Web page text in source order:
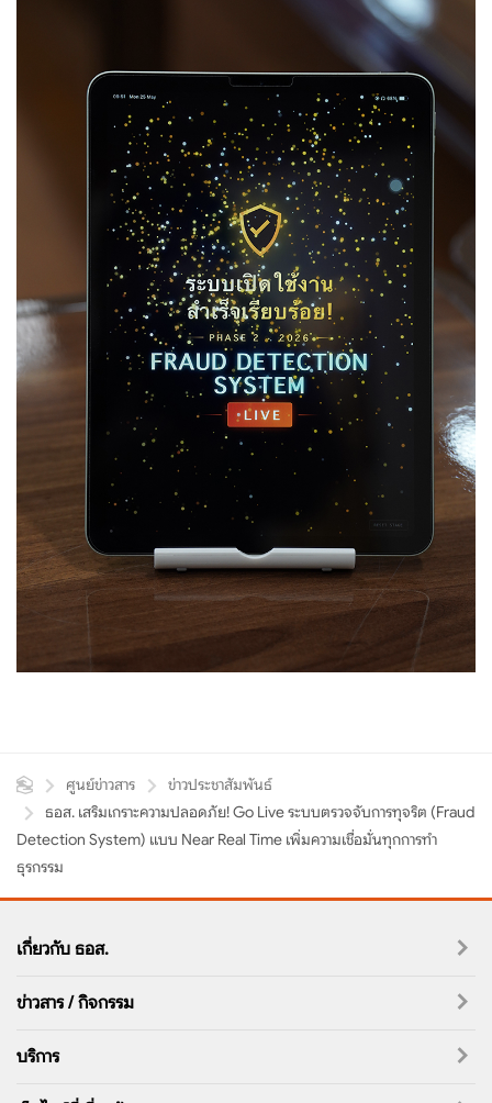
ศูนย์ข่าวสาร
ข่าวประชาสัมพันธ์
ธอส. เสริมเกราะความปลอดภัย! Go Live ระบบตรวจจับการทุจริต (Fraud
Detection System) แบบ Near Real Time เพิ่มความเชื่อมั่นทุกการทำ
ธุรกรรม
เกี่ยวกับ ธอส.
ข่าวสาร / กิจกรรม
บริการ